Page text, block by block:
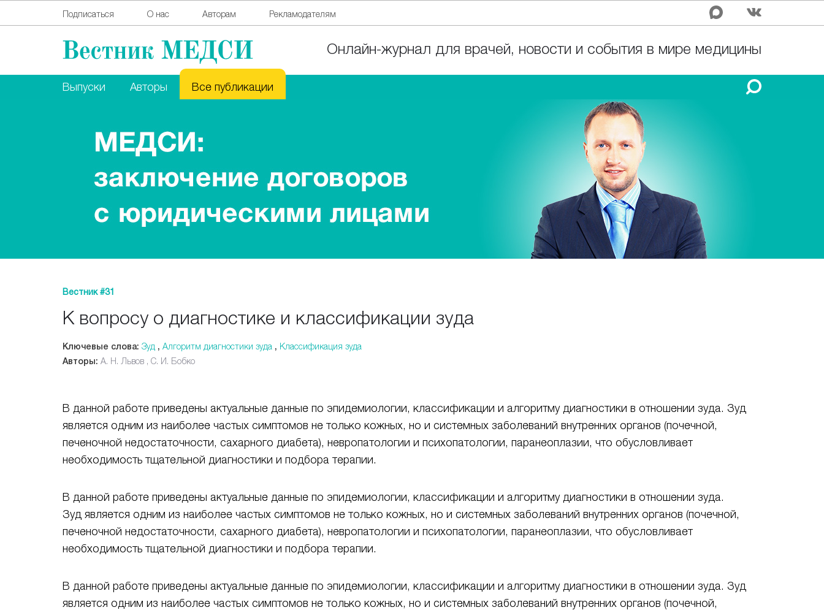
Подписаться О нас Авторам Рекламодателям
Онлайн-журнал для врачей, новости и события в мире медицины
Выпуски Авторы Все публикации
Вестник #31
К вопросу о диагностике и классификации зуда
Ключевые слова: Зуд , Алгоритм диагностики зуда , Классификация зуда
Авторы: А. Н. Львов , С. И. Бобко
В данной работе приведены актуальные данные по эпидемиологии, классификации и алгоритму диагностики в отношении зуда. Зуд
является одним из наиболее частых симптомов не только кожных, но и системных заболеваний внутренних органов (почечной,
печеночной недостаточности, сахарного диабета), невропатологии и психопатологии, паранеоплазии, что обусловливает
необходимость тщательной диагностики и подбора терапии.
В данной работе приведены актуальные данные по эпидемиологии, классификации и алгоритму диагностики в отношении зуда.
Зуд является одним из наиболее частых симптомов не только кожных, но и системных заболеваний внутренних органов (почечной,
печеночной недостаточности, сахарного диабета), невропатологии и психопатологии, паранеоплазии, что обусловливает
необходимость тщательной диагностики и подбора терапии.
В данной работе приведены актуальные данные по эпидемиологии, классификации и алгоритму диагностики в отношении зуда. Зуд
является одним из наиболее частых симптомов не только кожных, но и системных заболеваний внутренних органов (почечной,